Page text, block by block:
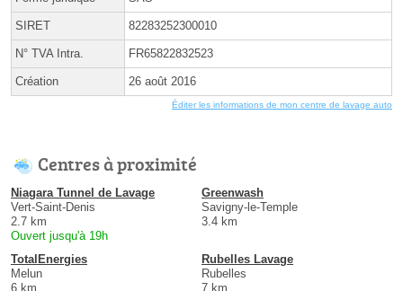
SIRET 82283252300010
N° TVA Intra. FR65822832523
Création 26 août 2016
Éditer les informations de mon centre de lavage auto
Centres à proximité
Niagara Tunnel de Lavage
Vert-Saint-Denis
2.7 km
Ouvert jusqu'à 19h
Greenwash
Savigny-le-Temple
3.4 km
TotalEnergies
Melun
6 km
Rubelles Lavage
Rubelles
7 km